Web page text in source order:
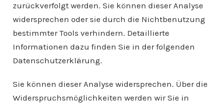
zurückverfolgt werden. Sie können dieser Analyse
widersprechen oder sie durch die Nichtbenutzung
bestimmter Tools verhindern. Detaillierte
Informationen dazu finden Sie in der folgenden
Datenschutzerklärung.
Sie können dieser Analyse widersprechen. Über die
Widerspruchsmöglichkeiten werden wir Sie in